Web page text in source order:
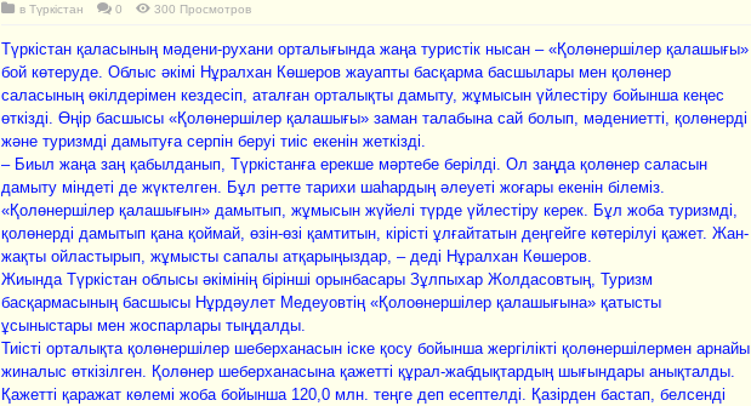
в Түркістан 0 300 Просмотров
Түркістан қаласының мәдени-рухани орталығында жаңа туристік нысан – «Қолөнершілер қалашығы»
бой көтеруде. Облыс әкімі Нұралхан Көшеров жауапты басқарма басшылары мен қолөнер
саласының өкілдерімен кездесіп, аталған орталықты дамыту, жұмысын үйлестіру бойынша кеңес
өткізді. Өңір басшысы «Қолөнершілер қалашығы» заман талабына сай болып, мәдениетті, қолөнерді
және туризмді дамытуға серпін беруі тиіс екенін жеткізді.
– Биыл жаңа заң қабылданып, Түркістанға ерекше мәртебе берілді. Ол заңда қолөнер саласын
дамыту міндеті де жүктелген. Бұл ретте тарихи шаһардың әлеуеті жоғары екенін білеміз.
«Қолөнершілер қалашығын» дамытып, жұмысын жүйелі түрде үйлестіру керек. Бұл жоба туризмді,
қолөнерді дамытып қана қоймай, өзін-өзі қамтитын, кірісті ұлғайтатын деңгейге көтерілуі қажет. Жан-
жақты ойластырып, жұмысты сапалы атқарыңыздар, – деді Нұралхан Көшеров.
Жиында Түркістан облысы әкімінің бірінші орынбасары Зұлпыхар Жолдасовтың, Туризм
басқармасының басшысы Нұрдәулет Медеуовтің «Қолоөнершілер қалашығына» қатысты
ұсыныстары мен жоспарлары тыңдалды.
Тиісті орталықта қолөнершілер шеберханасын іске қосу бойынша жергілікті қолөнершілермен арнайы
жиналыс өткізілген. Қолөнер шеберханасына қажетті құрал-жабдықтардың шығындары анықталды.
Қажетті қаражат көлемі жоба бойынша 120,0 млн. теңге деп есептелді. Қазірден бастап, белсенді